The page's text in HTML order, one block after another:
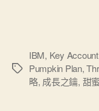
標
IBM, Key Account
Pumpkin Plan,
略, 成長之鑰, 甜